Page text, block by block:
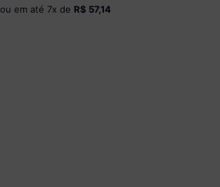
ou em até 7x de R$ 57,14